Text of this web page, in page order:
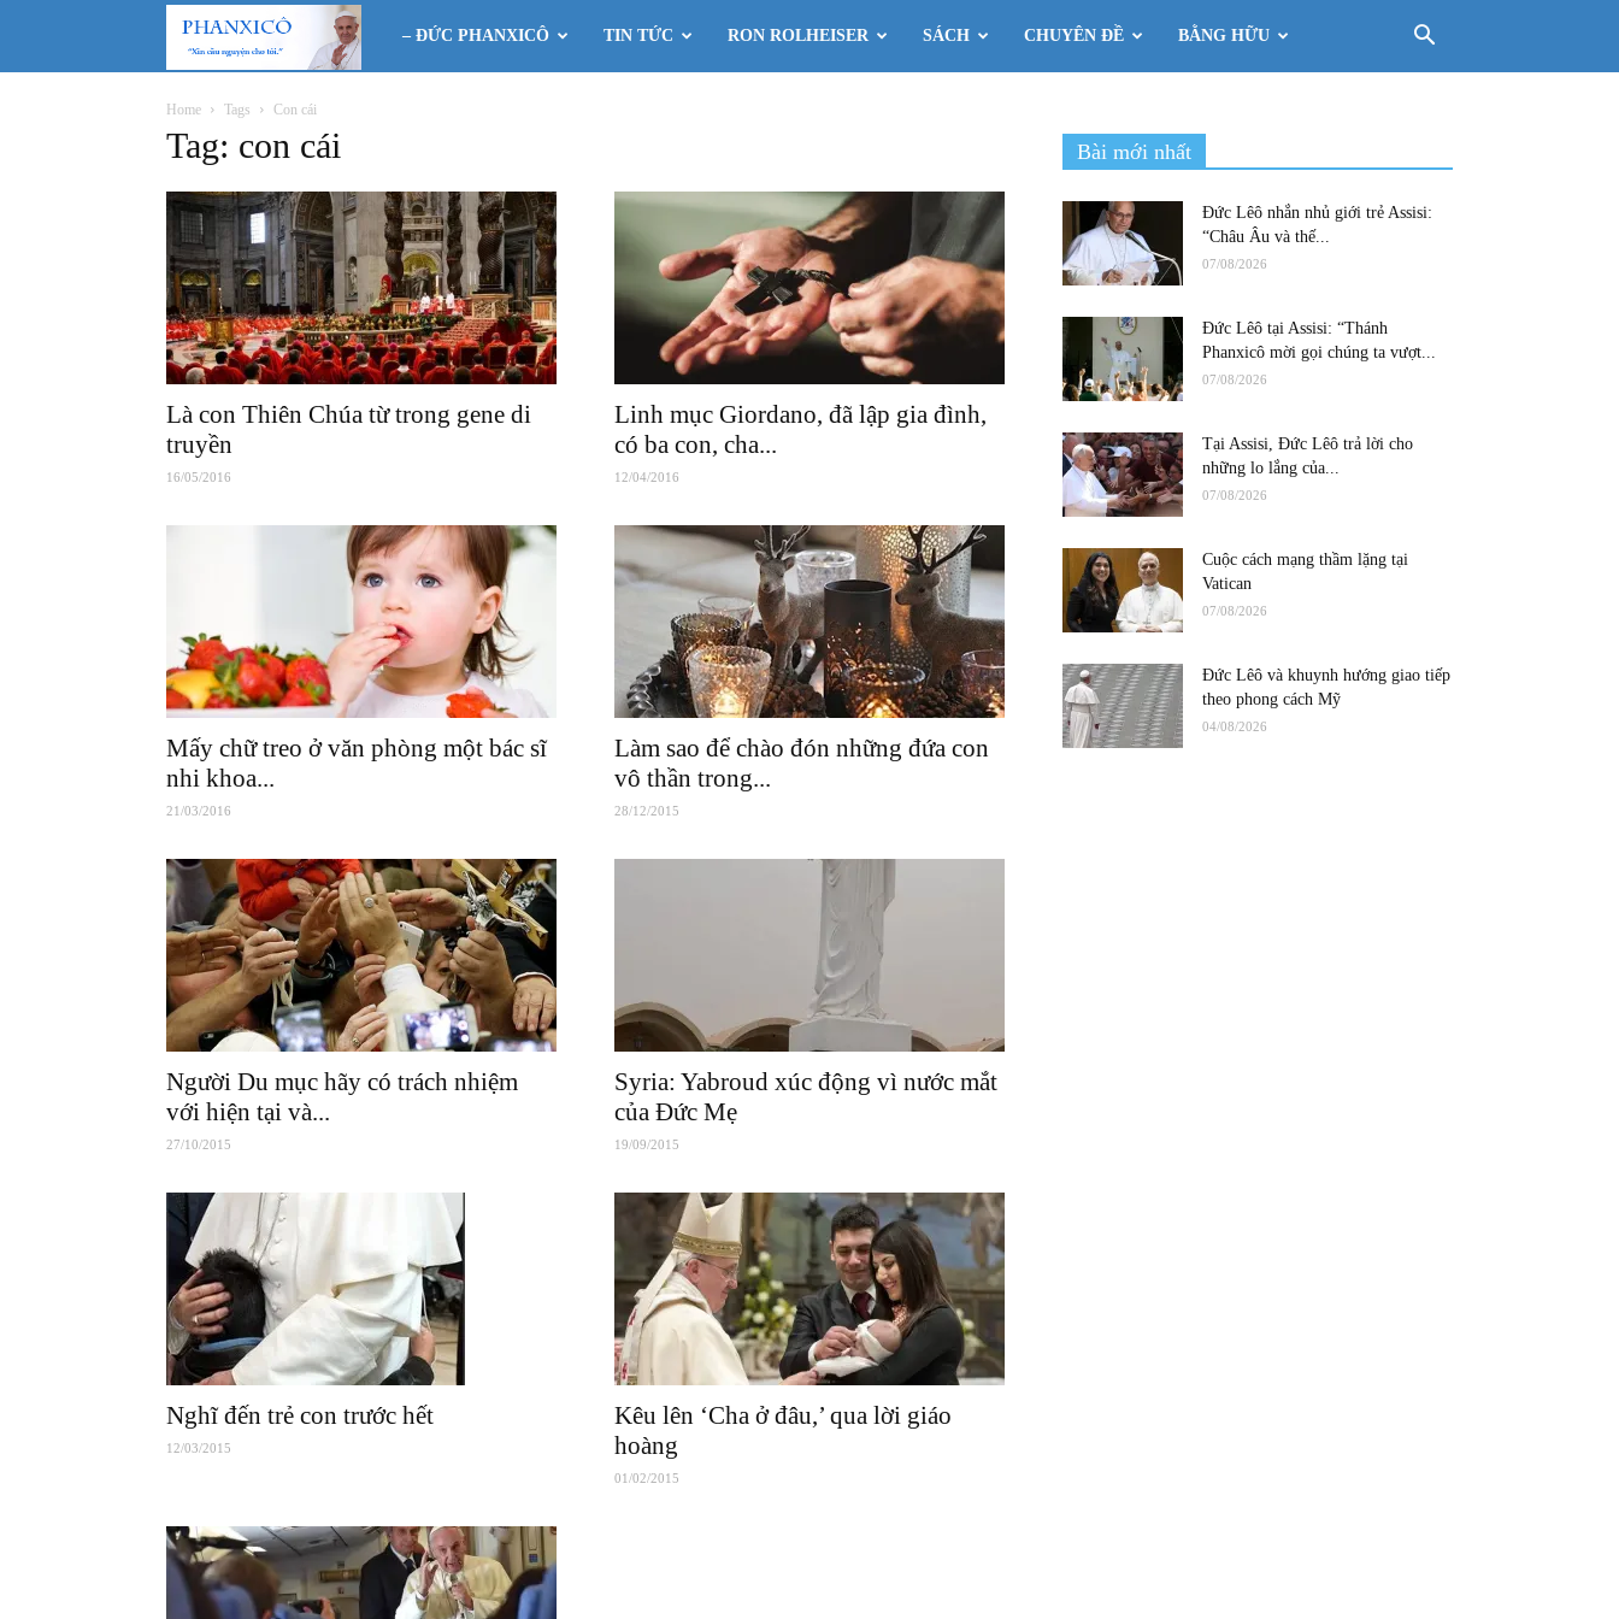
Phanxicô
– ĐỨC PHANXICÔ TIN TỨC RON ROLHEISER SÁCH CHUYÊN ĐỀ BẰNG HỮU
Home Tags Con cái
Tag: con cái
Là con Thiên Chúa từ trong gene di
truyền
16/05/2016
Linh mục Giordano, đã lập gia đình,
có ba con, cha...
12/04/2016
Mấy chữ treo ở văn phòng một bác sĩ
nhi khoa...
21/03/2016
Làm sao để chào đón những đứa con
vô thần trong...
28/12/2015
Người Du mục hãy có trách nhiệm
với hiện tại và...
27/10/2015
Syria: Yabroud xúc động vì nước mắt
của Đức Mẹ
19/09/2015
Nghĩ đến trẻ con trước hết
12/03/2015
Kêu lên ‘Cha ở đâu,’ qua lời giáo
hoàng
01/02/2015
Bài mới nhất
Đức Lêô nhắn nhủ giới trẻ Assisi:
“Châu Âu và thế...
07/08/2026
Đức Lêô tại Assisi: “Thánh
Phanxicô mời gọi chúng ta vượt...
07/08/2026
Tại Assisi, Đức Lêô trả lời cho
những lo lắng của...
07/08/2026
Cuộc cách mạng thầm lặng tại
Vatican
07/08/2026
Đức Lêô và khuynh hướng giao tiếp
theo phong cách Mỹ
04/08/2026